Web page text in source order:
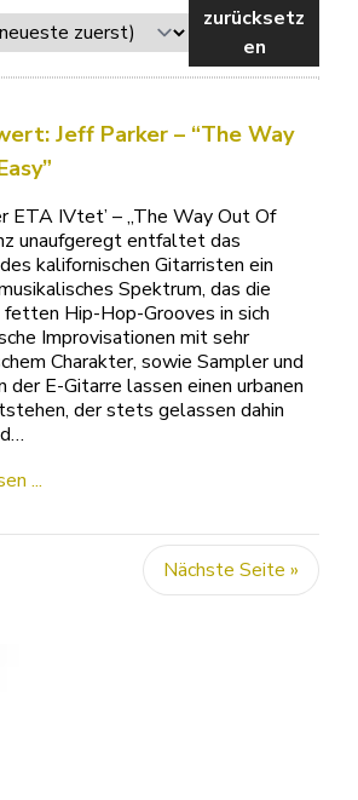
zurücksetz
en
Jeff Parker – “The Way
ETA IVtet’ – „The Way Out Of
unaufgeregt entfaltet das
kalifornischen Gitarristen ein
Spektrum, das die
Hip-Hop-Grooves in sich
Improvisationen mit sehr
Charakter, sowie Sampler und
der E-Gitarre lassen einen urbanen
der stets gelassen dahin
...
Nächste Seite »